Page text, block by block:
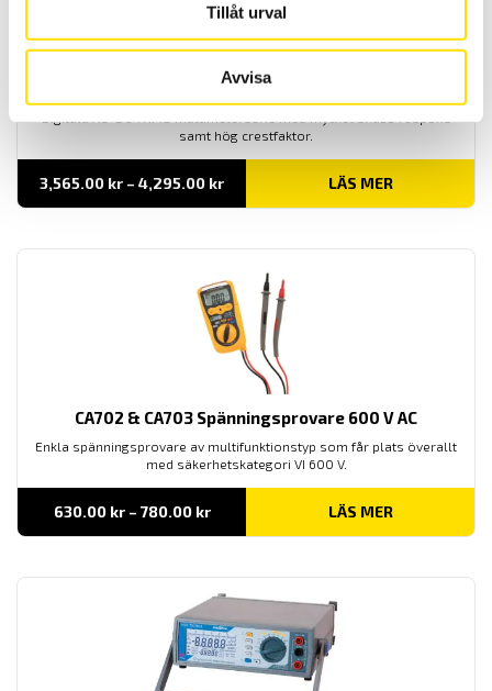
Tillåt urval
Avvisa
CA5273, CA5275 & CA5277 digital multimeterserie
samt hög crestfaktor.
3,565.00 kr – 4,295.00 krPrisintervall:
till
LÄS MER
CA702 & CA703 Spänningsprovare 600 V AC
Enkla spänningsprovare av multifunktionstyp som får plats överallt
med säkerhetskategori VI 600 V.
630.00 kr – 780.00 krPrisintervall:
till
LÄS MER